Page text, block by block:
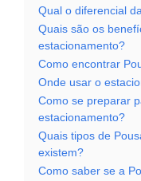
Qual o diferencial
Quais são os
estacionamento?
Como encontrar
Onde usar o
Como se preparar
estacionamento?
Quais tipos de
existem?
Como saber se a